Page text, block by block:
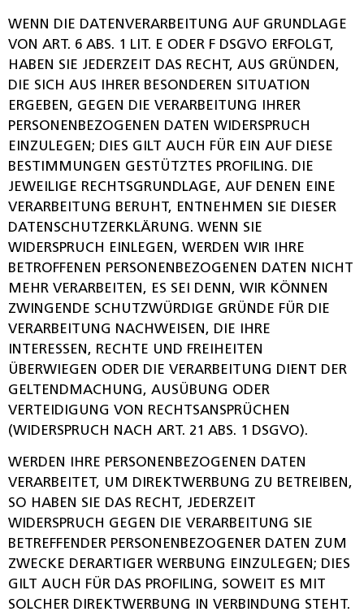
WENN DIE DATENVERARBEITUNG AUF GRUNDLAGE
VON ART. 6 ABS. 1 LIT. E ODER F DSGVO ERFOLGT,
HABEN SIE JEDERZEIT DAS RECHT, AUS GRÜNDEN,
DIE SICH AUS IHRER BESONDEREN SITUATION
ERGEBEN, GEGEN DIE VERARBEITUNG IHRER
PERSONENBEZOGENEN DATEN WIDERSPRUCH
EINZULEGEN; DIES GILT AUCH FÜR EIN AUF DIESE
BESTIMMUNGEN GESTÜTZTES PROFILING. DIE
JEWEILIGE RECHTSGRUNDLAGE, AUF DENEN EINE
VERARBEITUNG BERUHT, ENTNEHMEN SIE DIESER
DATENSCHUTZERKLÄRUNG. WENN SIE
WIDERSPRUCH EINLEGEN, WERDEN WIR IHRE
BETROFFENEN PERSONENBEZOGENEN DATEN NICHT
MEHR VERARBEITEN, ES SEI DENN, WIR KÖNNEN
ZWINGENDE SCHUTZWÜRDIGE GRÜNDE FÜR DIE
VERARBEITUNG NACHWEISEN, DIE IHRE
INTERESSEN, RECHTE UND FREIHEITEN
ÜBERWIEGEN ODER DIE VERARBEITUNG DIENT DER
GELTENDMACHUNG, AUSÜBUNG ODER
VERTEIDIGUNG VON RECHTSANSPRÜCHEN
(WIDERSPRUCH NACH ART. 21 ABS. 1 DSGVO).
WERDEN IHRE PERSONENBEZOGENEN DATEN
VERARBEITET, UM DIREKTWERBUNG ZU BETREIBEN,
SO HABEN SIE DAS RECHT, JEDERZEIT
WIDERSPRUCH GEGEN DIE VERARBEITUNG SIE
BETREFFENDER PERSONENBEZOGENER DATEN ZUM
ZWECKE DERARTIGER WERBUNG EINZULEGEN; DIES
GILT AUCH FÜR DAS PROFILING, SOWEIT ES MIT
SOLCHER DIREKTWERBUNG IN VERBINDUNG STEHT.